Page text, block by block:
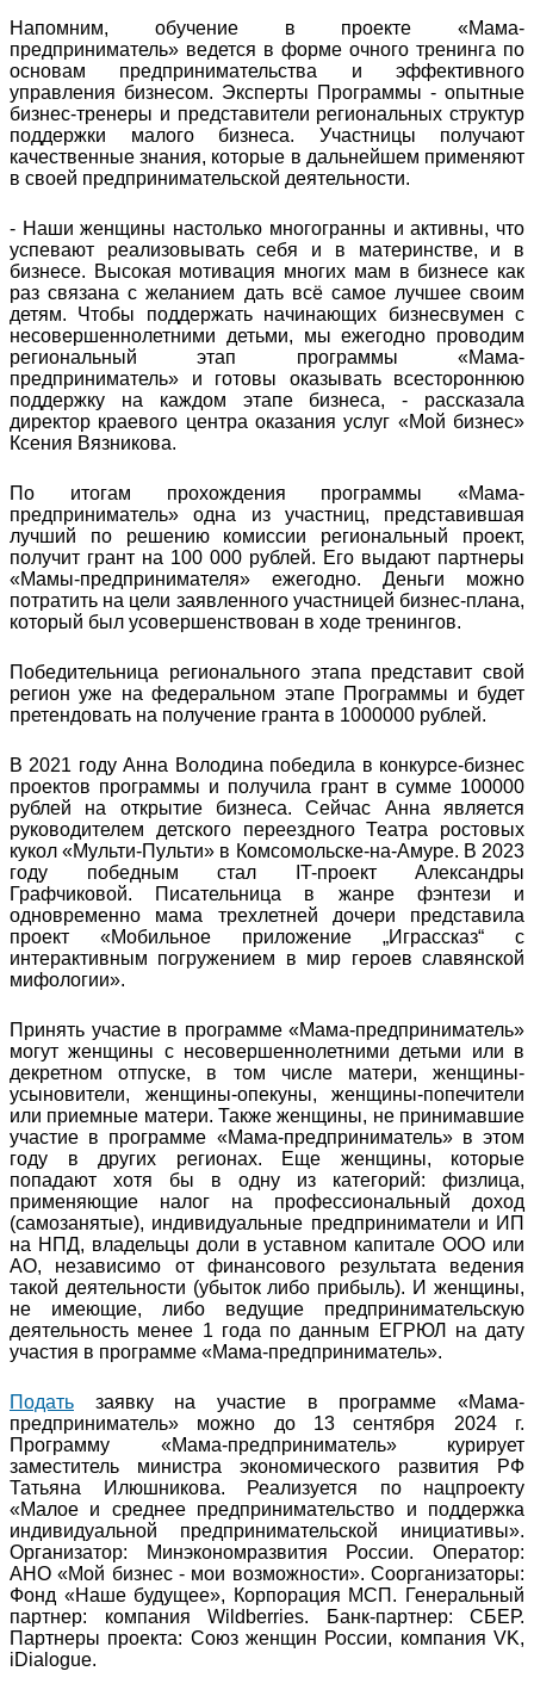
Напомним, обучение в проекте «Мама-
предприниматель» ведется в форме очного тренинга по
основам предпринимательства и эффективного
управления бизнесом. Эксперты Программы - опытные
бизнес-тренеры и представители региональных структур
поддержки малого бизнеса. Участницы получают
качественные знания, которые в дальнейшем применяют
в своей предпринимательской деятельности.
- Наши женщины настолько многогранны и активны, что
успевают реализовывать себя и в материнстве, и в
бизнесе. Высокая мотивация многих мам в бизнесе как
раз связана с желанием дать всё самое лучшее своим
детям. Чтобы поддержать начинающих бизнесвумен с
несовершеннолетними детьми, мы ежегодно проводим
региональный этап программы «Мама-
предприниматель» и готовы оказывать всестороннюю
поддержку на каждом этапе бизнеса, - рассказала
директор краевого центра оказания услуг «Мой бизнес»
Ксения Вязникова.
По итогам прохождения программы «Мама-
предприниматель» одна из участниц, представившая
лучший по решению комиссии региональный проект,
получит грант на 100 000 рублей. Его выдают партнеры
«Мамы-предпринимателя» ежегодно. Деньги можно
потратить на цели заявленного участницей бизнес-плана,
который был усовершенствован в ходе тренингов.
Победительница регионального этапа представит свой
регион уже на федеральном этапе Программы и будет
претендовать на получение гранта в 1000000 рублей.
В 2021 году Анна Володина победила в конкурсе-бизнес
проектов программы и получила грант в сумме 100000
рублей на открытие бизнеса. Сейчас Анна является
руководителем детского переездного Театра ростовых
кукол «Мульти-Пульти» в Комсомольске-на-Амуре. В 2023
году победным стал IT-проект Александры
Графчиковой. Писательница в жанре фэнтези и
одновременно мама трехлетней дочери представила
проект «Мобильное приложение „Играссказ“ с
интерактивным погружением в мир героев славянской
мифологии».
Принять участие в программе «Мама-предприниматель»
могут женщины с несовершеннолетними детьми или в
декретном отпуске, в том числе матери, женщины-
усыновители, женщины-опекуны, женщины-попечители
или приемные матери. Также женщины, не принимавшие
участие в программе «Мама-предприниматель» в этом
году в других регионах. Еще женщины, которые
попадают хотя бы в одну из категорий: физлица,
применяющие налог на профессиональный доход
(самозанятые), индивидуальные предприниматели и ИП
на НПД, владельцы доли в уставном капитале ООО или
АО, независимо от финансового результата ведения
такой деятельности (убыток либо прибыль). И женщины,
не имеющие, либо ведущие предпринимательскую
деятельность менее 1 года по данным ЕГРЮЛ на дату
участия в программе «Мама-предприниматель».
Подать заявку на участие в программе «Мама-
предприниматель» можно до 13 сентября 2024 г.
Программу «Мама-предприниматель» курирует
заместитель министра экономического развития РФ
Татьяна Илюшникова. Реализуется по нацпроекту
«Малое и среднее предпринимательство и поддержка
индивидуальной предпринимательской инициативы».
Организатор: Минэкономразвития России. Оператор:
АНО «Мой бизнес - мои возможности». Соорганизаторы:
Фонд «Наше будущее», Корпорация МСП. Генеральный
партнер: компания Wildberries. Банк-партнер: СБЕР.
Партнеры проекта: Союз женщин России, компания VK,
iDialogue.